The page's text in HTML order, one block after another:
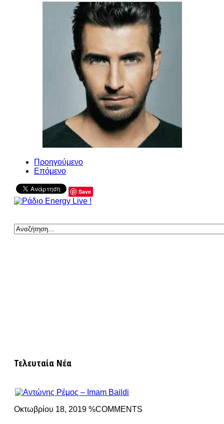
Προηγούμενο
Επόμενο
Save
Τελευταία Νέα
Οκτωβρίου 18, 2019 %COMMENTS